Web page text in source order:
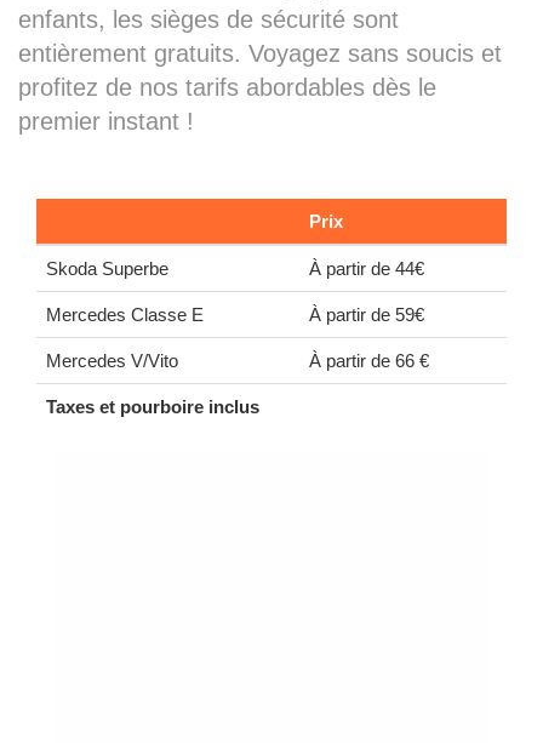
enfants, les sièges de sécurité sont
entièrement gratuits. Voyagez sans soucis et
profitez de nos tarifs abordables dès le
premier instant !
Prix
Skoda Superbe À partir de 44€
Mercedes Classe E À partir de 59€
Mercedes V/Vito À partir de 66 €
Taxes et pourboire inclus